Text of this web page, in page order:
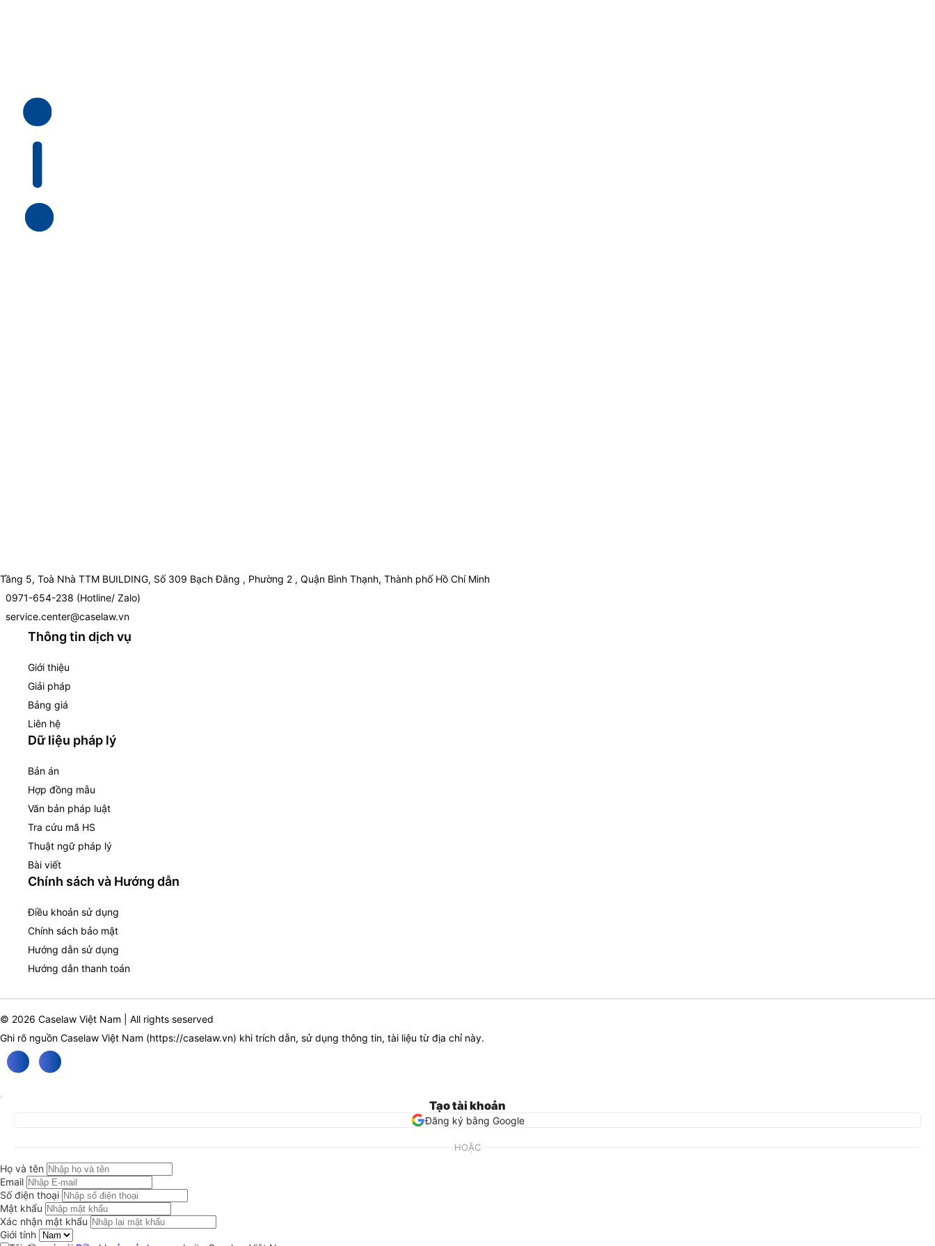
Tầng 5, Toà Nhà TTM BUILDING, Số 309 Bạch Đằng , Phường 2 , Quận Bình Thạnh, Thành phố Hồ Chí Minh
0971-654-238 (Hotline/ Zalo)
service.center@caselaw.vn
Thông tin dịch vụ
Giới thiệu
Giải pháp
Bảng giá
Liên hệ
Dữ liệu pháp lý
Bản án
Hợp đồng mẫu
Văn bản pháp luật
Tra cứu mã HS
Thuật ngữ pháp lý
Bài viết
Chính sách và Hướng dẫn
Điều khoản sử dụng
Chính sách bảo mật
Hướng dẫn sử dụng
Hướng dẫn thanh toán
© 2026 Caselaw Việt Nam | All rights seserved
Ghi rõ nguồn Caselaw Việt Nam (https://caselaw.vn) khi trích dẫn, sử dụng thông tin, tài liệu từ địa chỉ này.
Tạo tài khoản
Đăng ký bằng Google
HOẶC
Họ và tên
Email
Số điện thoại
Mật khẩu
Xác nhận mật khẩu
Giới tính